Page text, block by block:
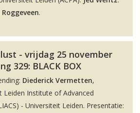
.
- vrijdag 25 november
329: BLACK BOX
Diederick Vermetten,
Leiden Institute of Advanced
- Universiteit Leiden. Presentatie: